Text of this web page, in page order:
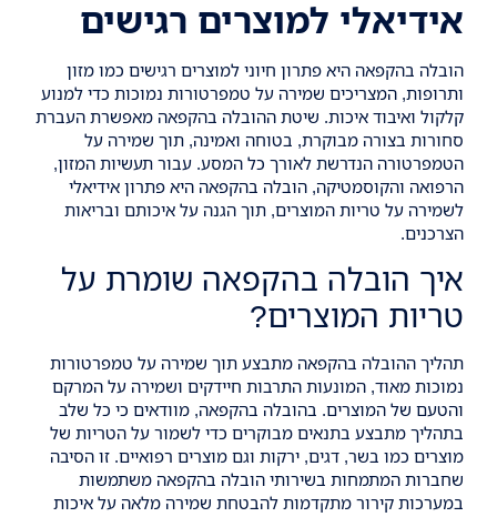
אידיאלי למוצרים רגישים
הובלה בהקפאה היא פתרון חיוני למוצרים רגישים כמו מזון
ותרופות, המצריכים שמירה על טמפרטורות נמוכות כדי למנוע
קלקול ואיבוד איכות. שיטת ההובלה בהקפאה מאפשרת העברת
סחורות בצורה מבוקרת, בטוחה ואמינה, תוך שמירה על
הטמפרטורה הנדרשת לאורך כל המסע. עבור תעשיות המזון,
הרפואה והקוסמטיקה, הובלה בהקפאה היא פתרון אידיאלי
לשמירה על טריות המוצרים, תוך הגנה על איכותם ובריאות
הצרכנים.
איך הובלה בהקפאה שומרת על
טריות המוצרים?
תהליך ההובלה בהקפאה מתבצע תוך שמירה על טמפרטורות
נמוכות מאוד, המונעות התרבות חיידקים ושמירה על המרקם
והטעם של המוצרים. בהובלה בהקפאה, מוודאים כי כל שלב
בתהליך מתבצע בתנאים מבוקרים כדי לשמור על הטריות של
מוצרים כמו בשר, דגים, ירקות וגם מוצרים רפואיים. זו הסיבה
שחברות המתמחות בשירותי הובלה בהקפאה משתמשות
במערכות קירור מתקדמות להבטחת שמירה מלאה על איכות